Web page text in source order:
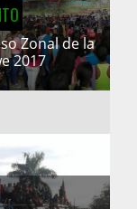
Zonal de la
2017